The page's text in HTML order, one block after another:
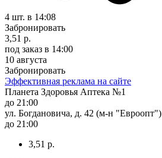
4 шт. в 14:08
Забронировать
3,51 р.
под заказ в 14:00
10 августа
Забронировать
Эффективная реклама на сайте
Планета Здоровья Аптека №1
до 21:00
ул. Богдановича, д. 42 (м-н "Евроопт")
до 21:00
3,51 р.